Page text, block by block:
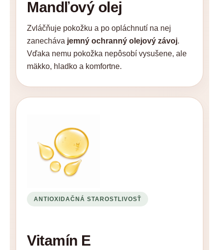
Mandľový olej
Zvláčňuje pokožku a po opláchnutí na nej
zanecháva jemný ochranný olejový závoj.
Vďaka nemu pokožka nepôsobí vysušene, ale
mäkko, hladko a komfortne.
ANTIOXIDAČNÁ STAROSTLIVOSŤ
Vitamín E